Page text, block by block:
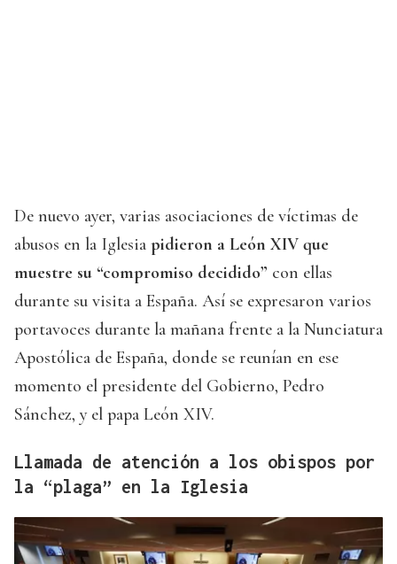
De nuevo ayer, varias asociaciones de víctimas de
abusos en la Iglesia pidieron a León XIV que
muestre su “compromiso decidido” con ellas
durante su visita a España. Así se expresaron varios
portavoces durante la mañana frente a la Nunciatura
Apostólica de España, donde se reunían en ese
momento el presidente del Gobierno, Pedro
Sánchez, y el papa León XIV.
Llamada de atención a los obispos por
la “plaga” en la Iglesia